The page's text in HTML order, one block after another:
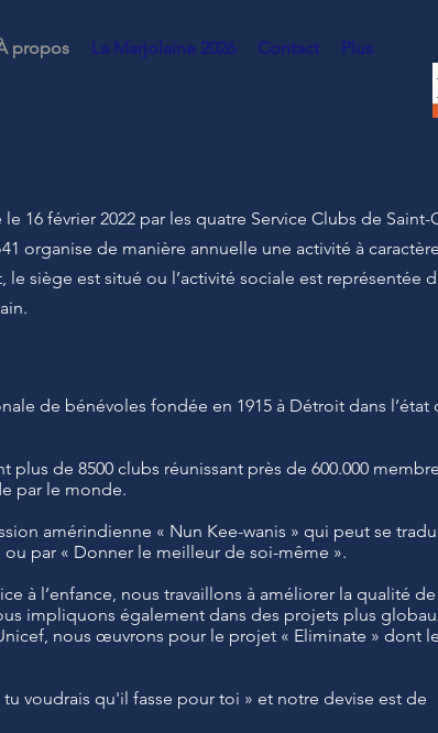
propos La Marjolaine 2026 Contact Plus
16 février 2022 par les quatre Service Clubs de Saint-
organise de manière annuelle une activité à
siège est situé ou l’activité sociale est représentée
de bénévoles fondée en 1915 à Détroit dans l’état
plus de 8500 clubs réunissant près de 600.000
par le monde.
amérindienne « Nun Kee-wanis » qui peut se
par « Donner le meilleur de soi-même ».
à l’enfance, nous travaillons à améliorer la qualité
impliquons également dans des projets plus
nous œuvrons pour le projet « Eliminate » dont
voudrais qu'il fasse pour toi » et notre devise est de